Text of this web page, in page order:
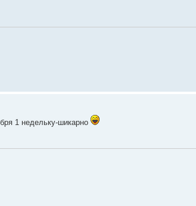
1 недельку-шикарно